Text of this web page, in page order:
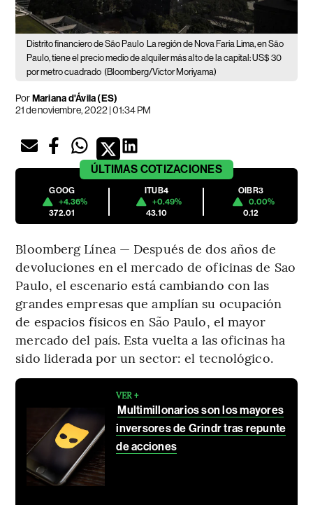
Distrito financiero de São Paulo
La región de Nova Faria Lima, en São
Paulo, tiene el precio medio de alquiler más alto de la capital: US$ 30
por metro cuadrado (Bloomberg/Victor Moriyama)
PorMariana d'Ávila (ES)
21 de noviembre, 2022 | 01:34 PM
ÚLTIMAS COTIZACIONES
GOOG
+4.36%
372.01
ITUB4
+0.49%
43.10
OIBR3
0.00%
0.12
Bloomberg Línea — Después de dos años de
devoluciones en el mercado de oficinas de Sao
Paulo, el escenario está cambiando con las
grandes empresas que amplían su ocupación
de espacios físicos en São Paulo, el mayor
mercado del país. Esta vuelta a las oficinas ha
sido liderada por un sector: el tecnológico.
VER +
Multimillonarios son los mayores
inversores de Grindr tras repunte
de acciones